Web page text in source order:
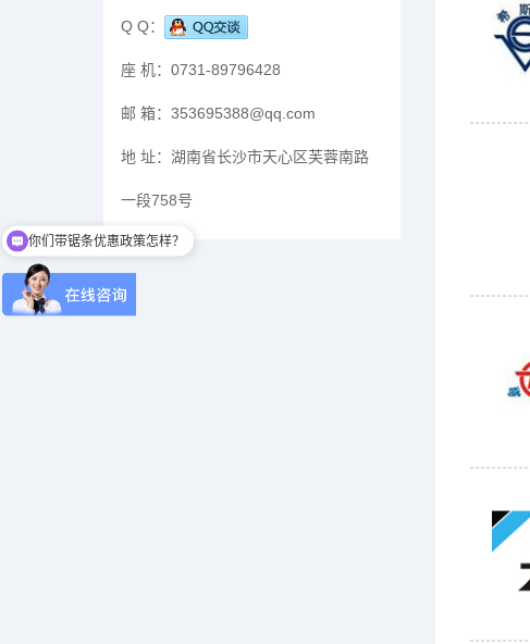
Q Q：
座 机： 0731-89796428
邮 箱： 353695388@qq.com
地 址： 湖南省长沙市天心区芙蓉南路
一段758号
你们带锯条优惠政策怎样？